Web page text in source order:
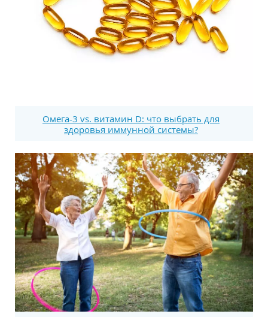
Омега-3 vs. витамин D: что выбрать для
здоровья иммунной системы?